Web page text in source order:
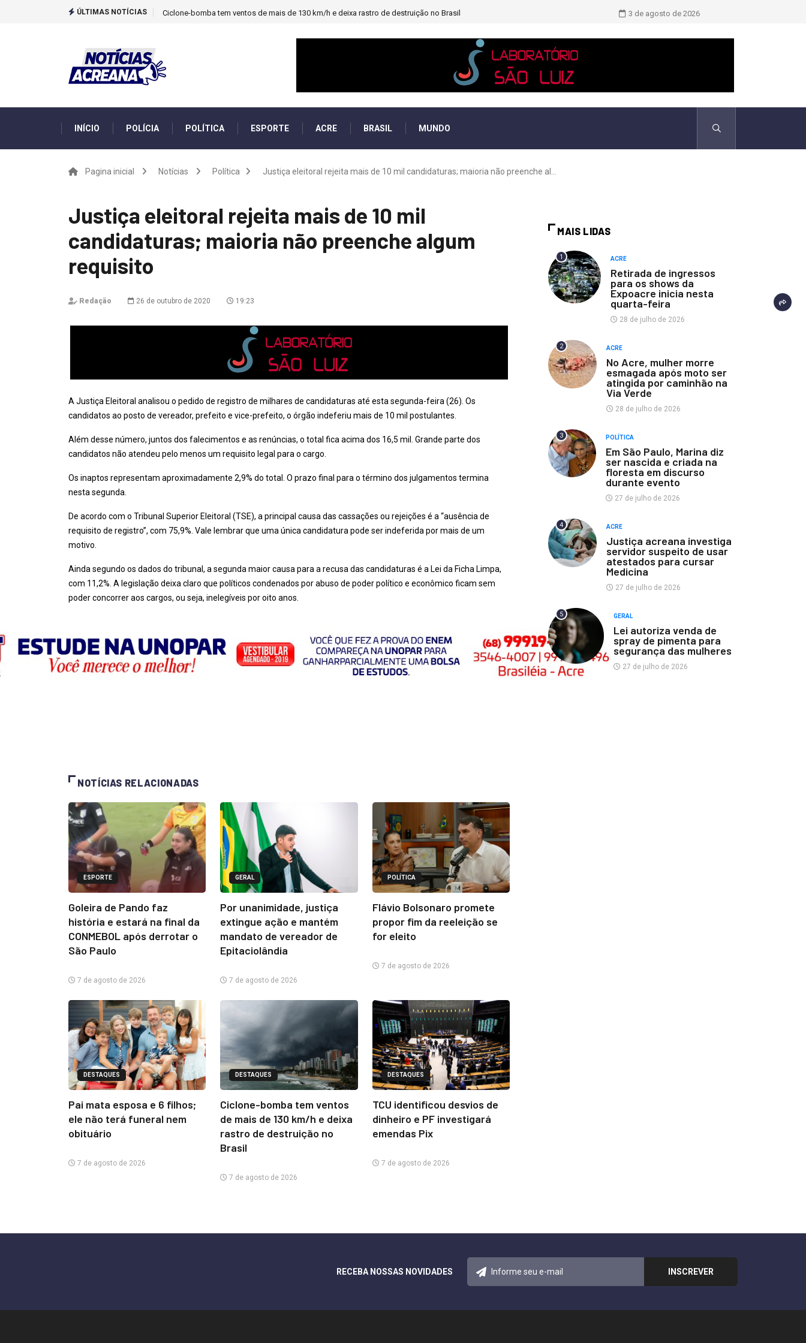
ÚLTIMAS NOTÍCIAS Ciclone-bomba tem ventos de mais de 130 km/h e deixa rastro de destruição no Brasil TCU identificou desvios de dinheiro
3 de agosto de 2026
INÍCIO POLÍCIA POLÍTICA ESPORTE ACRE BRASIL MUNDO
Pagina inicial Notícias Política Justiça eleitoral rejeita mais de 10 mil candidaturas; maioria não preenche al...
Justiça eleitoral rejeita mais de 10 mil
candidaturas; maioria não preenche algum
requisito
Redação 26 de outubro de 2020 19:23
A Justiça Eleitoral analisou o pedido de registro de milhares de candidaturas até esta segunda-feira (26). Os
candidatos ao posto de vereador, prefeito e vice-prefeito, o órgão indeferiu mais de 10 mil postulantes.
Além desse número, juntos dos falecimentos e as renúncias, o total fica acima dos 16,5 mil. Grande parte dos
candidatos não atendeu pelo menos um requisito legal para o cargo.
Os inaptos representam aproximadamente 2,9% do total. O prazo final para o término dos julgamentos termina
nesta segunda.
De acordo com o Tribunal Superior Eleitoral (TSE), a principal causa das cassações ou rejeições é a “ausência de
requisito de registro”, com 75,9%. Vale lembrar que uma única candidatura pode ser indeferida por mais de um
motivo.
Ainda segundo os dados do tribunal, a segunda maior causa para a recusa das candidaturas é a Lei da Ficha Limpa,
com 11,2%. A legislação deixa claro que políticos condenados por abuso de poder político e econômico ficam sem
poder concorrer aos cargos, ou seja, inelegíveis por oito anos.
NOTÍCIAS RELACIONADAS
ESPORTE
Goleira de Pando faz
história e estará na final da
CONMEBOL após derrotar o
São Paulo
7 de agosto de 2026
GERAL
Por unanimidade, justiça
extingue ação e mantém
mandato de vereador de
Epitaciolândia
7 de agosto de 2026
POLÍTICA
Flávio Bolsonaro promete
propor fim da reeleição se
for eleito
7 de agosto de 2026
DESTAQUES
Pai mata esposa e 6 filhos;
ele não terá funeral nem
obituário
7 de agosto de 2026
DESTAQUES
Ciclone-bomba tem ventos
de mais de 130 km/h e deixa
rastro de destruição no
Brasil
7 de agosto de 2026
DESTAQUES
TCU identificou desvios de
dinheiro e PF investigará
emendas Pix
7 de agosto de 2026
MAIS LIDAS
1 ACRE
Retirada de ingressos
para os shows da
Expoacre inicia nesta
quarta-feira
28 de julho de 2026
2 ACRE
No Acre, mulher morre
esmagada após moto ser
atingida por caminhão na
Via Verde
28 de julho de 2026
3 POLÍTICA
Em São Paulo, Marina diz
ser nascida e criada na
floresta em discurso
durante evento
27 de julho de 2026
4 ACRE
Justiça acreana investiga
servidor suspeito de usar
atestados para cursar
Medicina
27 de julho de 2026
5 GERAL
Lei autoriza venda de
spray de pimenta para
segurança das mulheres
27 de julho de 2026
RECEBA NOSSAS NOVIDADES